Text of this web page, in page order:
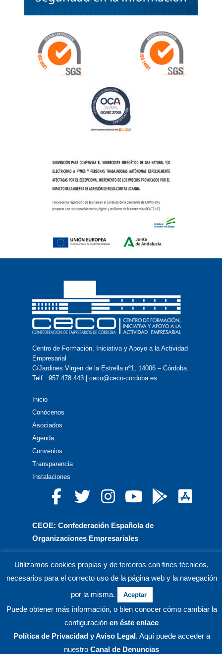
Centro de Formación, Iniciativa y Apoyo a la Actividad
Empresarial
C/Jardines Virgen de la Estrella nº1, 14006 – Córdoba.
Telf.: 957 478 443 | ceco@ceco-cordoba.es
Inicio
Conócenos
Asociados
Agenda
Convenios
Transparencia
Instalaciones
CEOE: Confederación Española de
Organizaciones Empresariales
y Mediana Empresa
CEA: Confederación de Empresarios de Andalucía
© CECO Confederación de Empresarios de Córdoba.
Utilizamos cookies propias y de terceros con fines técnicos,
necesarios para el correcto uso de la página web y la navegación
por la misma.
Aceptar
Puede obtener más información, o bien conocer cómo cambiar la
configuración en éste enlace
Política de Privacidady Aviso Legal. Aquí puede acceder a
nuestro Canal de Denuncias